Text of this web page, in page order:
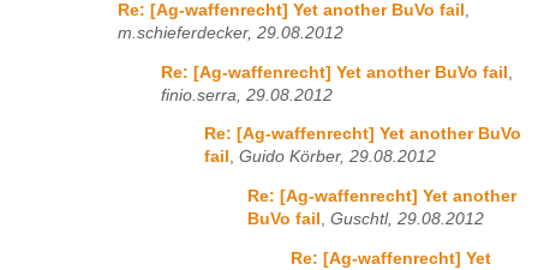
Re: [Ag-waffenrecht] Yet another BuVo fail ,
m.schieferdecker, 29.08.2012
Re: [Ag-waffenrecht] Yet another BuVo fail
finio.serra, 29.08.2012
Re: [Ag-waffenrecht] Yet another BuVo
fail , Guido Körber, 29.08.2012
Re: [Ag-waffenrecht] Yet another
BuVo fail
Guschtl, 29.08.2012
Re: [Ag-waffenrecht] Yet